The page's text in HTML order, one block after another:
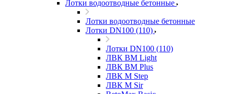
Лотки водоотводные бетонные
Лотки водоотводные бетонные
Лотки DN100 (110)
Лотки DN100 (110)
ЛВК ВМ Light
ЛВК ВМ Plus
ЛВК М Step
ЛВК М Sir